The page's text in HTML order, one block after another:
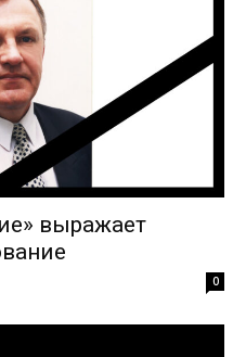
выражает
0